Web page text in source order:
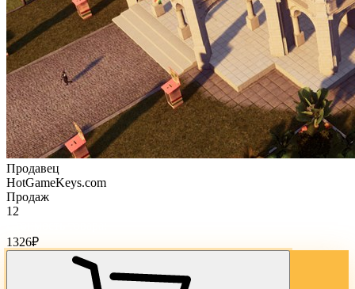
Продавец
HotGameKeys.com
Продаж
12
1326₽